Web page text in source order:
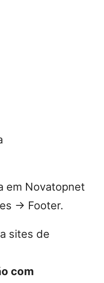
em Novatopnet
→ Footer.
sites de
com